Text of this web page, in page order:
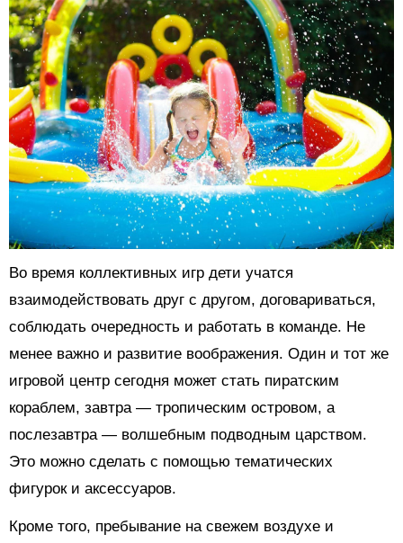
Во время коллективных игр дети учатся
взаимодействовать друг с другом, договариваться,
соблюдать очередность и работать в команде. Не
менее важно и развитие воображения. Один и тот же
игровой центр сегодня может стать пиратским
кораблем, завтра — тропическим островом, а
послезавтра — волшебным подводным царством.
Это можно сделать с помощью тематических
фигурок и аксессуаров.
Кроме того, пребывание на свежем воздухе и